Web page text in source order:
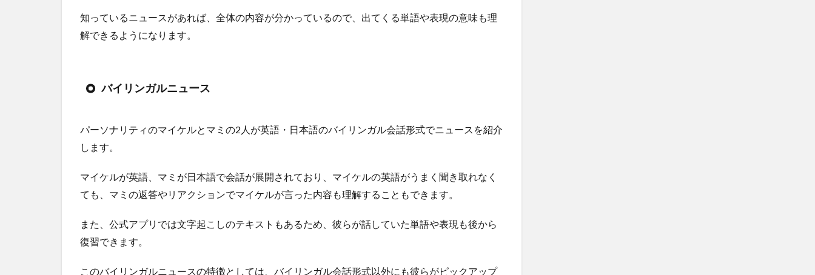
知っているニュースがあれば、全体の内容が分かっているので、出てくる単語や表現の意味も理
解できるようになります。
バイリンガルニュース
パーソナリティのマイケルとマミの2人が英語・日本語のバイリンガル会話形式でニュースを紹介
します。
マイケルが英語、マミが日本語で会話が展開されており、マイケルの英語がうまく聞き取れなく
ても、マミの返答やリアクションでマイケルが言った内容も理解することもできます。
また、公式アプリでは文字起こしのテキストもあるため、彼らが話していた単語や表現も後から
復習できます。
このバイリンガルニュースの特徴としては、バイリンガル会話形式以外にも彼らがピックアップ